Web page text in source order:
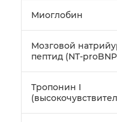
Миоглобин
Мозговой
пептид (NT-
Тропонин I